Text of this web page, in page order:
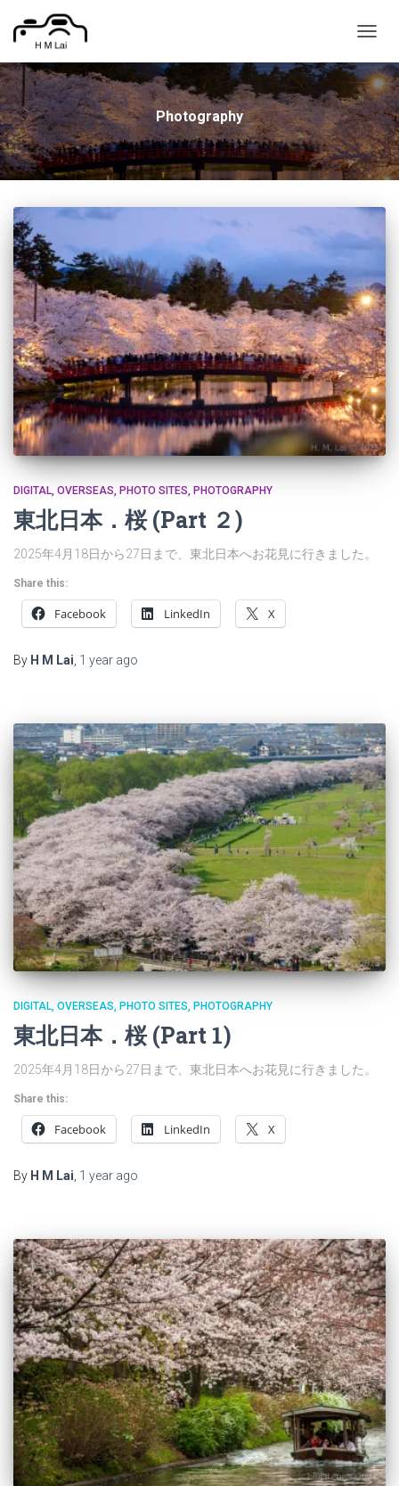
Photography
DIGITAL OVERSEAS PHOTO SITES PHOTOGRAPHY
東北日本．桜 (Part ２)
2025年4月18日から27日まで、東北日本へお花見に行きました。
Share this:
Facebook LinkedIn X
By H M Lai 1 year ago
DIGITAL OVERSEAS PHOTO SITES PHOTOGRAPHY
東北日本．桜 (Part 1)
2025年4月18日から27日まで、東北日本へお花見に行きました。
Share this:
Facebook LinkedIn X
By H M Lai, 1 year ago